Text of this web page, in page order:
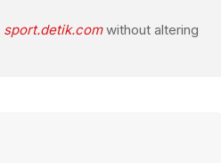
sport.detik.comwithout altering